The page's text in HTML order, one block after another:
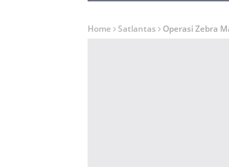
Home Satlantas Operasi Zebra